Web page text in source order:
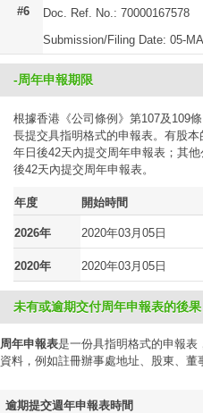
#6
Doc. Ref. No.: 70000167578
Submission/Filing Date: 05-
-周年申報期限
根據香港《公司條例》第107及109
長提交具指明格式的申報表。有股
年日後42天內提交周年申報表；其
後42天內提交周年申報表。
年度 開始時間
2026年 2020年03月05日
2020年 2020年03月05日
未有或逾期交付周年申報表的後果
周年申報表是一份具指明格式的申報表
資料，例如註冊辦事處地址、股東、董
逾期提交週年申報表時間